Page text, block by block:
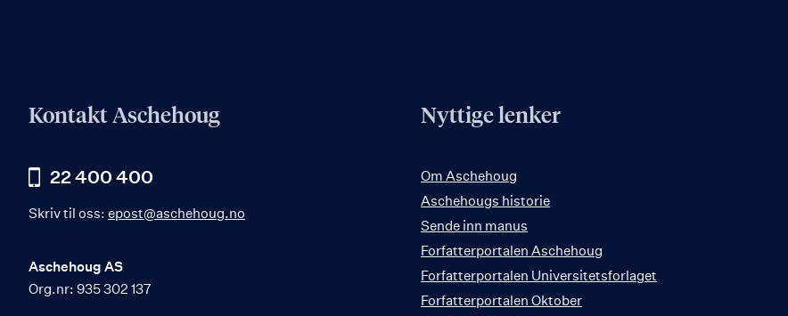
Kontakt Aschehoug
22 400 400
Skriv til oss: epost@aschehoug.no
Aschehoug AS
Org.nr: 935 302 137
Nyttige lenker
Om Aschehoug
Aschehougs historie
Sende inn manus
Forfatterportalen Aschehoug
Forfatterportalen Universitetsforlaget
Forfatterportalen Oktober